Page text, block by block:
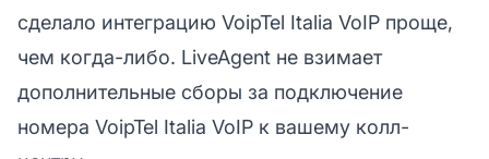
сделало интеграцию VoipTel Italia VoIP проще,
чем когда-либо. LiveAgent не взимает
дополнительные сборы за подключение
номера VoipTel Italia VoIP к вашему колл-